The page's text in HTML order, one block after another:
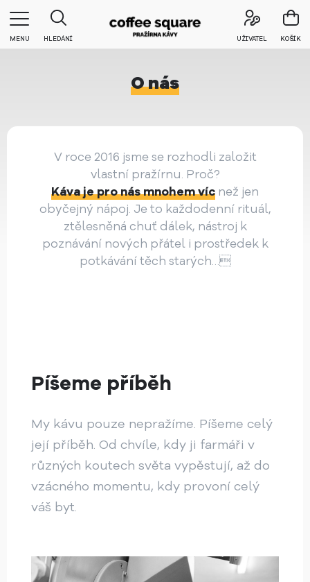
MENU HLEDÁNÍ UŽIVATEL KOŠÍK
O nás
V roce 2016 jsme se rozhodli založit
vlastní pražírnu. Proč?
Káva je pro nás mnohem víc než jen
obyčejný nápoj. Je to každodenní rituál,
ztělesněná chuť dálek, nástroj k
poznávání nových přátel i prostředek k
potkávání těch starých…
Píšeme příběh
My kávu pouze nepražíme. Píšeme celý
její příběh. Od chvíle, kdy ji farmáři v
různých koutech světa vypěstují, až do
vzácného momentu, kdy provoní celý
váš byt.